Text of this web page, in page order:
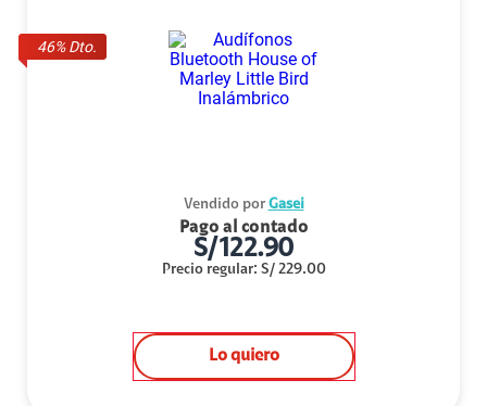
46% Dto.
Vendido por Gasei
Pago al contado
S/122.90
Precio regular: S/ 229.00
Lo quiero